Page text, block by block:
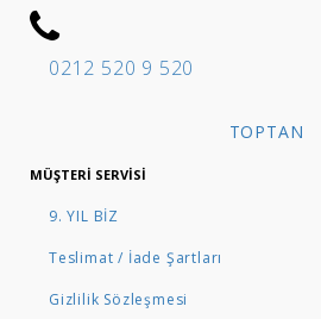
0212 520 9 520
TOPTAN
MÜŞTERI SERVISI
9. YIL BİZ
Teslimat / İade Şartları
Gizlilik Sözleşmesi